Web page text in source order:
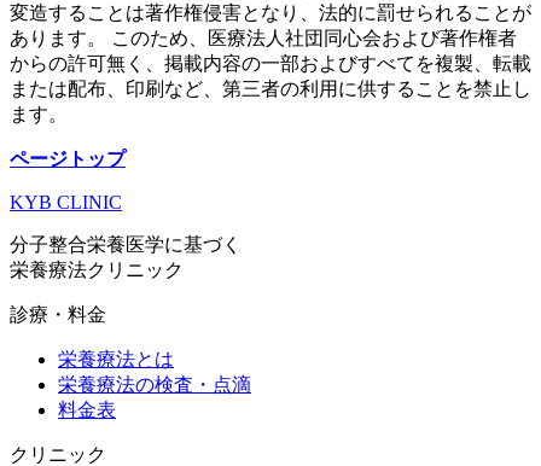
変造することは著作権侵害となり、法的に罰せられることが
あります。 このため、医療法人社団同心会および著作権者
からの許可無く、掲載内容の一部およびすべてを複製、転載
または配布、印刷など、第三者の利用に供することを禁止し
ます。
ページトップ
KYB CLINIC
分子整合栄養医学に基づく
栄養療法クリニック
診療・料金
栄養療法とは
栄養療法の検査・点滴
料金表
クリニック